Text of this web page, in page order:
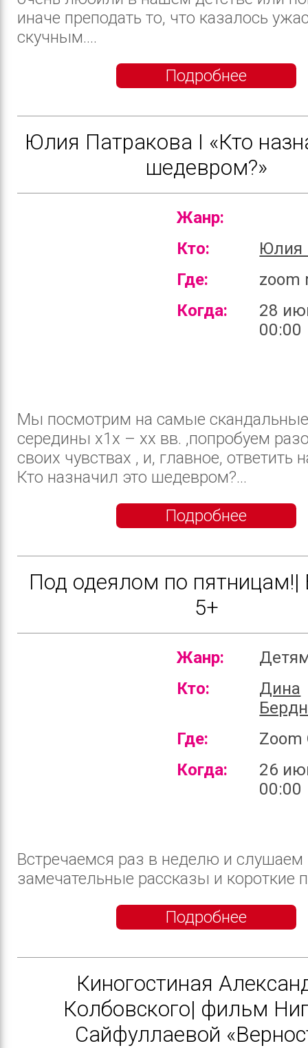
иначе преподать то, что казалось
скучным....
Подробнее
Юлия Патракова I «Кто
шедевром?»
Жанр:
Кто:
Юлия
Где:
zoom
Когда:
28
00:00
Мы посмотрим на самые
середины х1х – хх вв. ,попробуем
своих чувствах , и, главное, ответить
Кто назначил это шедевром?...
Подробнее
Под одеялом по пятницам!|
5+
Жанр:
Кто:
Дина
Где:
Zoom
Когда:
26
00:00
Встречаемся раз в неделю и слушаем
замечательные рассказы и короткие
Подробнее
Киногостиная
Колбовского| фильм
Сайфуллаевой